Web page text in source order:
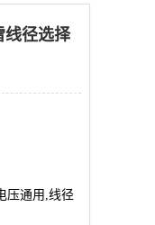
线径选择
压通用,线径